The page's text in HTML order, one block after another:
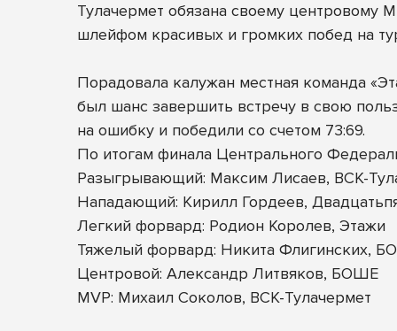
Тулачермет обязана своему центровому
шлейфом красивых и громких побед на
Порадовала калужан местная команда
был шанс завершить встречу в свою
на ошибку и победили со счетом 73:69.
По итогам финала Центрального
Разыгрывающий: Максим Лисаев, ВСК-
Нападающий: Кирилл Гордеев,
Легкий форвард: Родион Королев, Этажи
Тяжелый форвард: Никита Флигинских,
Центровой: Александр Литвяков, БОШЕ
MVP: Михаил Соколов, ВСК-Тулачермет